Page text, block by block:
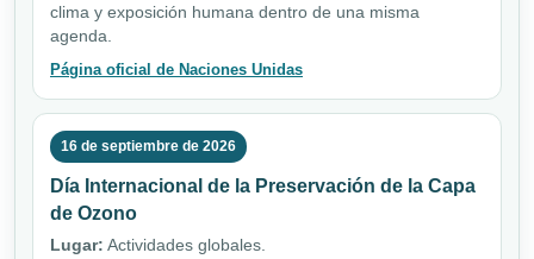
clima y exposición humana dentro de una misma
agenda.
Página oficial de Naciones Unidas
16 de septiembre de 2026
Día Internacional de la Preservación de la Capa
de Ozono
Lugar: Actividades globales.